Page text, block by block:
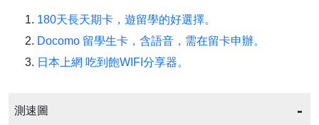
180天長天期卡，遊留學的好選擇。
Docomo 留學生卡，含語音，需在留卡申辦。
日本上網 吃到飽WIFI分享器。
測速圖